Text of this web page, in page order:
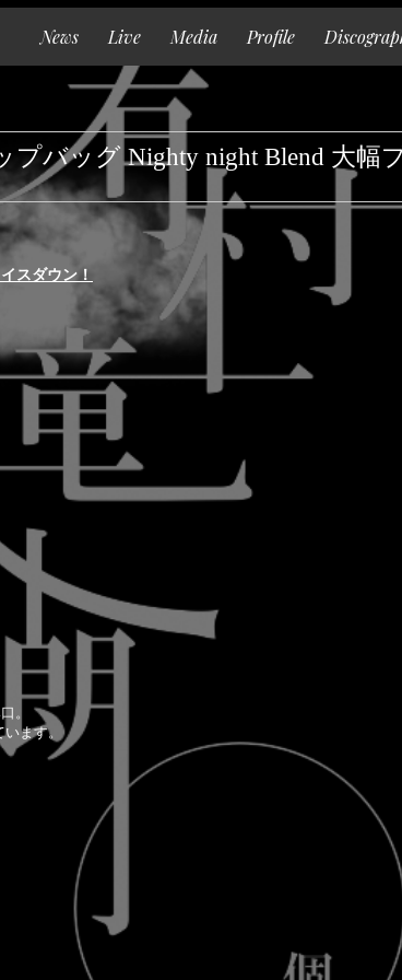
News Live Media Profile
Top
News
Live
Media
Profile
Discography
Goods
Contact
Special
プバッグ Nighty night Blend 大幅
スダウン！
。
ます。